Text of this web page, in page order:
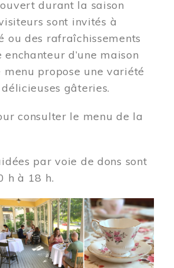
durant la saison
sont invités à
ou des rafraîchissements
d’une maison
menu propose une variété
gâteries.
consulter le menu de la
par voie de dons sont
h à 18 h.